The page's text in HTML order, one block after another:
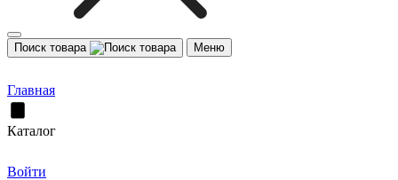
Поиск товара Меню
Главная
Каталог
Войти